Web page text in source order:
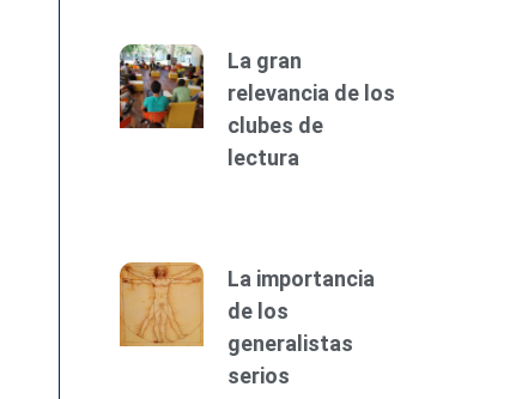
La gran
relevancia de los
clubes de
lectura
La importancia
de los
generalistas
serios